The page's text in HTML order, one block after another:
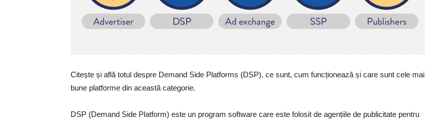
Citește și află totul despre Demand Side Platforms (DSP), ce sunt, cum funcționează și care sunt cele mai
bune platforme din această categorie.
DSP (Demand Side Platform) este un program software care este folosit de agențiile de publicitate pentru